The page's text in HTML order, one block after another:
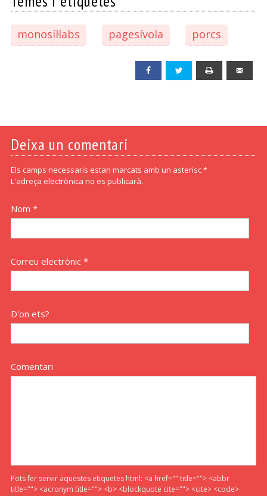
monosíl·labs pagesívola porcs
Facebook Twitter
Deixa un comentari
Els camps necessaris estan marcats amb un asterisc *
L'adreça electrònica no es publicarà.
Nom *
Correu electrònic *
D'on ets?
Comentari
Pots fer servir aquestes etiquetes html: <a href="" title=""> <abbr
title=""> <acronym title=""> <b> <blockquote cite=""> <cite> <code>